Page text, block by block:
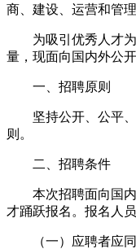
商、建设、运营和管理
为吸引优秀人才为
量，现面向国内外公
一、招聘原则
坚持公开、公平、
则。
二、招聘条件
本次招聘面向国内
才踊跃报名。报名人
（一）应聘者应同